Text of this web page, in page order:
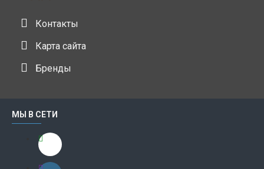
Контакты
Карта сайта
Бренды
МЫ В СЕТИ